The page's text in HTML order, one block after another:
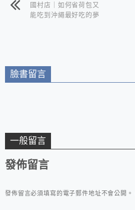
國村店｜如何省荷包又
能吃到沖繩最好吃的夢
臉書留言
一般留言
發佈留言
發佈留言必須填寫的電子郵件地址不會公開。